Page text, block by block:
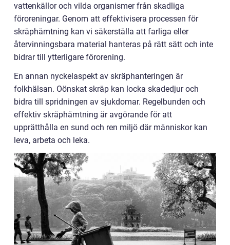
vattenkällor och vilda organismer från skadliga
föroreningar. Genom att effektivisera processen för
skräphämtning kan vi säkerställa att farliga eller
återvinningsbara material hanteras på rätt sätt och inte
bidrar till ytterligare förorening.
En annan nyckelaspekt av skräphanteringen är
folkhälsan. Oönskat skräp kan locka skadedjur och
bidra till spridningen av sjukdomar. Regelbunden och
effektiv skräphämtning är avgörande för att
upprätthålla en sund och ren miljö där människor kan
leva, arbeta och leka.